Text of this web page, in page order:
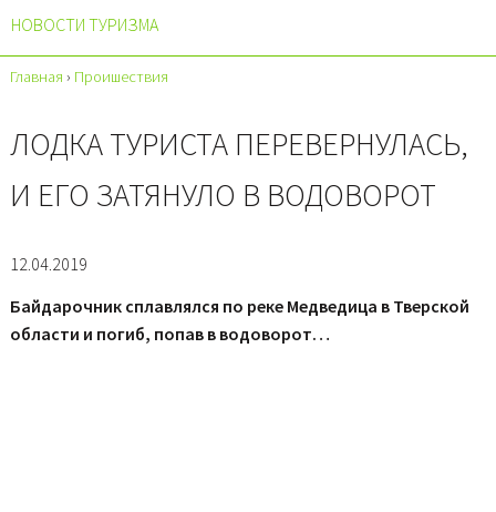
НОВОСТИ ТУРИЗМА
Главная › Проишествия
ЛОДКА ТУРИСТА ПЕРЕВЕРНУЛАСЬ,
И ЕГО ЗАТЯНУЛО В ВОДОВОРОТ
12.04.2019
Байдарочник сплавлялся по реке Медведица в Тверской
области и погиб, попав в водоворот…